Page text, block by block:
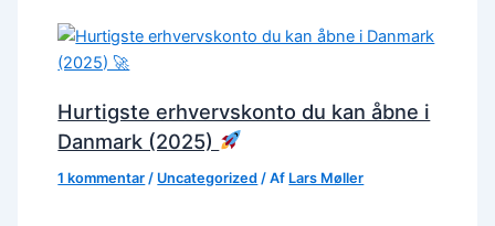
Hurtigste erhvervskonto du kan åbne i
Danmark (2025)
1 kommentar / Uncategorized / Af Lars Møller